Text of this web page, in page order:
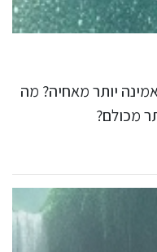
יותר מאחיה? מה
מכולם?